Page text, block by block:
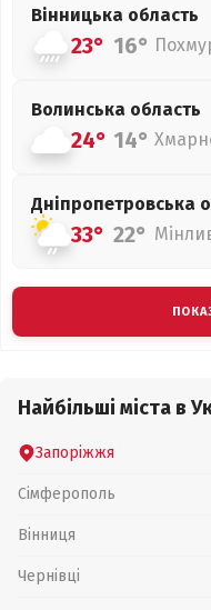
Вінницька область
23° 16°
Волинська область
24° 14°
Дніпропетровська
33° 22°
Найбільші міста в
Запоріжжя
Сімферополь
Вінниця
Чернівці